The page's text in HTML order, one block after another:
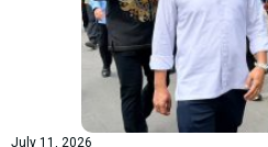
July 11, 2026